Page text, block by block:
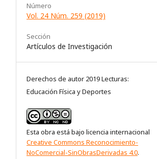
Número
Vol. 24 Núm. 259 (2019)
Sección
Artículos de Investigación
Derechos de autor 2019 Lecturas:
Educación Física y Deportes
Esta obra está bajo licencia internacional
Creative Commons Reconocimiento-
NoComercial-SinObrasDerivadas 4.0.